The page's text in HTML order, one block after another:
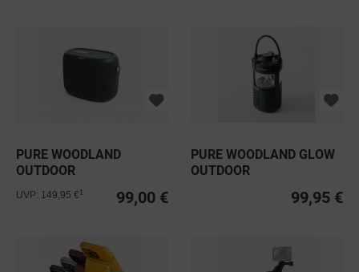
PURE WOODLAND
OUTDOOR
LAUTSPRECHER
99,00 €
UVP: 149,95 €
PURE WOODLAND GLOW
OUTDOOR
99,95 €